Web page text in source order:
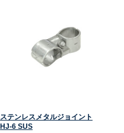
ステンレスメタルジョイント
HJ-6 SUS